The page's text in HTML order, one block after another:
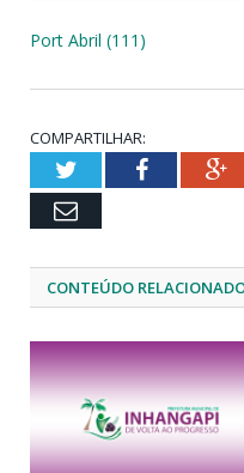
Port Abril (111)
COMPARTILHAR:
TwitterFacebook
Email
CONTEÚDO